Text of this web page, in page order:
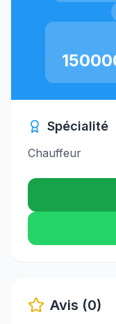
Spécialité
Chauffeur
Avis (0)